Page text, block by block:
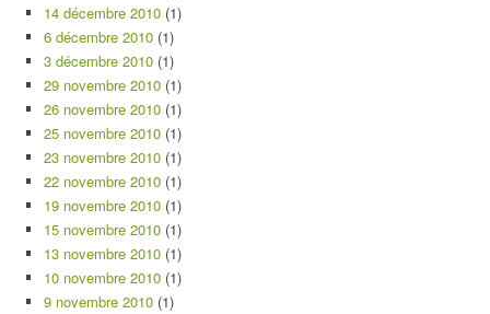
14 décembre 2010 (1)
6 décembre 2010 (1)
3 décembre 2010 (1)
29 novembre 2010 (1)
26 novembre 2010 (1)
25 novembre 2010 (1)
23 novembre 2010 (1)
22 novembre 2010 (1)
19 novembre 2010 (1)
15 novembre 2010 (1)
13 novembre 2010 (1)
10 novembre 2010 (1)
9 novembre 2010 (1)